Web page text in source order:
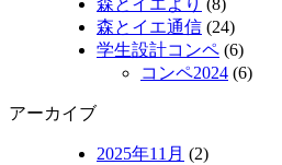
森とイエより (8)
森とイエ通信 (24)
学生設計コンペ (6)
コンペ2024 (6)
アーカイブ
2025年11月 (2)